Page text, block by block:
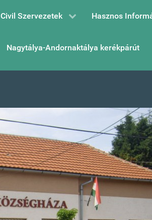
Civil Szervezetek Hasznos
Nagytálya-Andornaktálya kerékpárút